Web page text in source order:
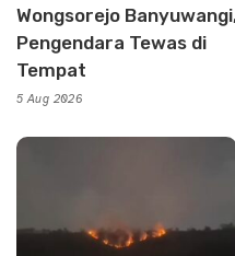
Wongsorejo
Pengendara Tewas di
Tempat
5 Aug 2026